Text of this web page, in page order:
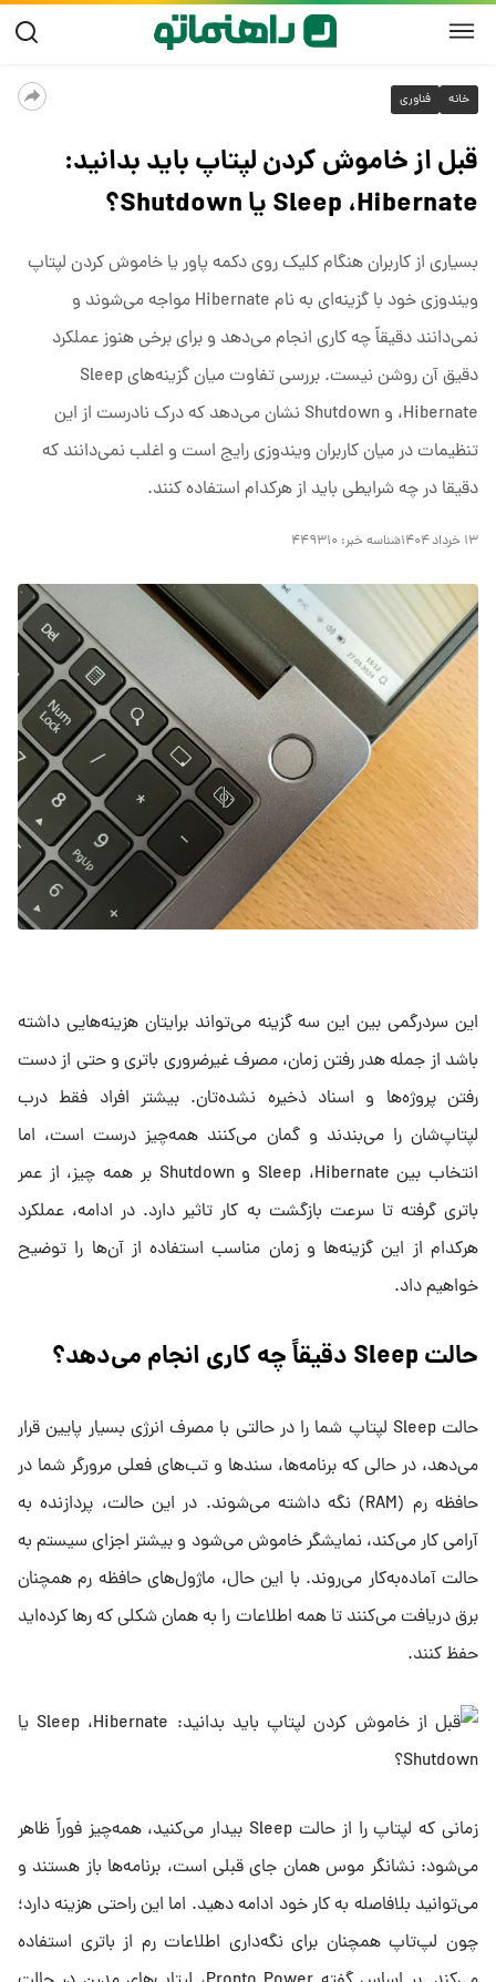
خانه فناوری
قبل از خاموش کردن لپتاپ باید بدانید:
Sleep ،Hibernate یا Shutdown؟
بسیاری از کاربران هنگام کلیک روی دکمه پاور یا خاموش کردن لپتاپ
ویندوزی خود با گزینه‌ای به نام Hibernate مواجه می‌شوند و
نمی‌دانند دقیقاً چه کاری انجام می‌دهد و برای برخی هنوز عملکرد
دقیق آن روشن نیست. بررسی تفاوت میان گزینه‌های Sleep
،Hibernate و Shutdown نشان می‌دهد که درک نادرست از این
تنظیمات در میان کاربران ویندوزی رایج است و اغلب نمی‌دانند که
دقیقا در چه شرایطی باید از هرکدام استفاده کنند.
۱۳ خرداد ۱۴۰۴ شناسه خبر: ۴۴۹۳۱۰
این سردرگمی بین این سه گزینه می‌تواند برایتان هزینه‌هایی داشته
باشد از جمله هدر رفتن زمان، مصرف غیرضروری باتری و حتی از دست
رفتن پروژه‌ها و اسناد ذخیره نشده‌تان. بیشتر افراد فقط درب
لپتاپ‌شان را می‌بندند و گمان می‌‌کنند همه‌چیز درست است، اما
انتخاب بین Sleep ،Hibernate و Shutdown بر همه چیز، از عمر
باتری گرفته تا سرعت بازگشت به کار تاثیر دارد. در ادامه، عملکرد
هرکدام از این گزینه‌ها و زمان مناسب استفاده از آن‌ها را توضیح
خواهیم داد.
حالت Sleep دقیقاً چه کاری انجام می‌دهد؟
حالت Sleep لپتاپ شما را در حالتی با مصرف انرژی بسیار پایین قرار
می‌دهد، در حالی که برنامه‌ها، سندها و تب‌های فعلی مرورگر شما در
حافظه رم (RAM) نگه داشته می‌شوند. در این حالت، پردازنده به
آرامی کار می‌کند، نمایشگر خاموش می‌شود و بیشتر اجزای سیستم به
حالت آماده‌به‌کار می‌روند. با این حال، ماژول‌های حافظه رم همچنان
برق دریافت می‌کنند تا همه اطلاعات را به همان شکلی که رها کرده‌اید
حفظ کنند.
زمانی که لپتاپ را از حالت Sleep بیدار می‌کنید، همه‌چیز فوراً ظاهر
می‌شود: نشانگر موس همان جای قبلی است، برنامه‌ها باز هستند و
می‌توانید بلافاصله به کار خود ادامه دهید. اما این راحتی هزینه دارد؛
چون لپ‌تاپ همچنان برای نگه‌داری اطلاعات رم از باتری استفاده